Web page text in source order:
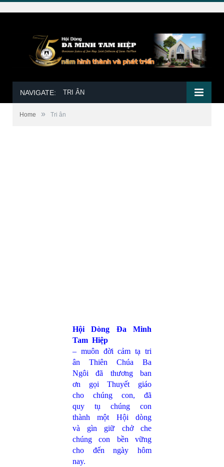
NAVIGATE: TRI ÂN
Home » Tri ân
Hội Dòng Đa Minh
Tam Hiệp
– muôn đời cảm tạ tri
ân Thiên Chúa Ba
Ngôi đã thương ban
ơn gọi Thuyết giáo
cho chúng con, đã
quy tụ chúng con
thành một Hội dòng
và gìn giữ chở che
chúng con bền vững
cho đến ngày hôm
nay.